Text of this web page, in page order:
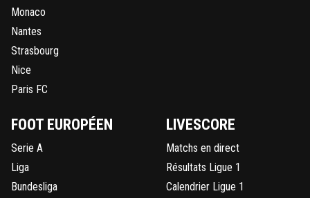
Monaco
Nantes
Strasbourg
Nice
Paris FC
FOOT EUROPÉEN
Serie A
Liga
Bundesliga
LIVESCORE
Matchs en direct
Résultats Ligue 1
Calendrier Ligue 1